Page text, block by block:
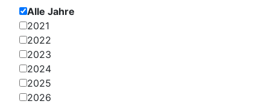
Alle Jahre
2021
2022
2023
2024
2025
2026